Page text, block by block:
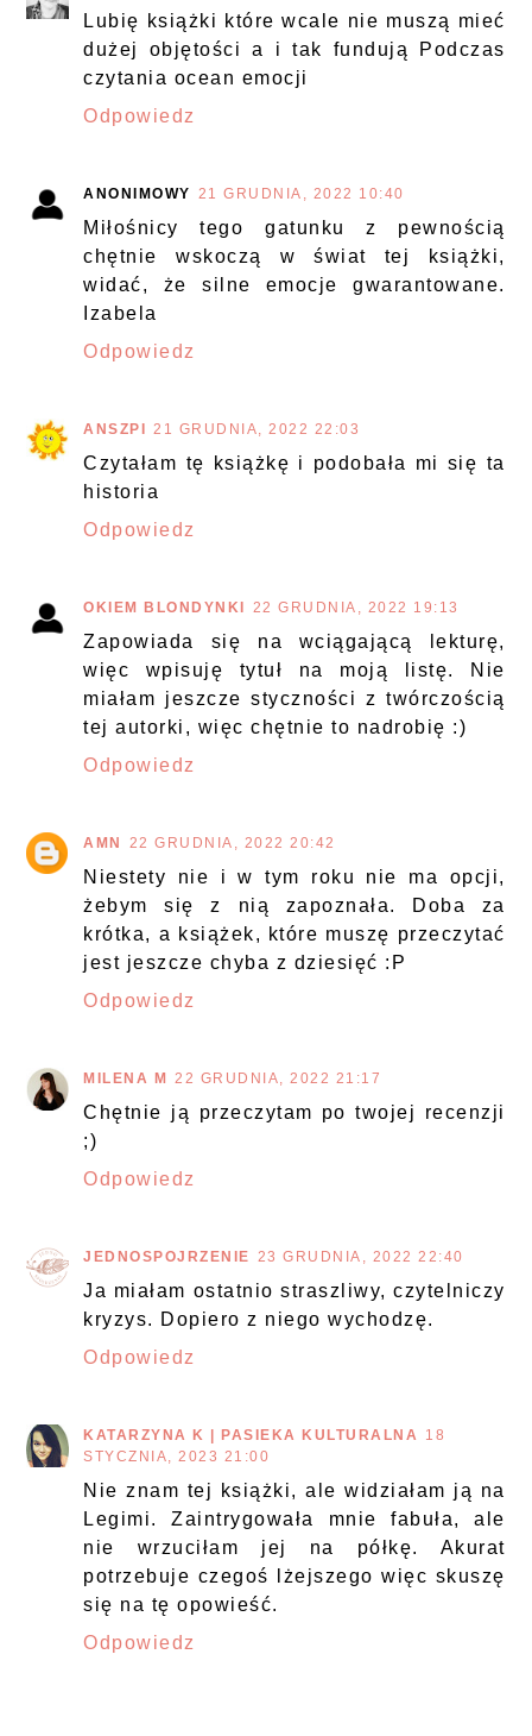
Lubię książki które wcale nie muszą mieć
dużej objętości a i tak fundują Podczas
czytania ocean emocji
Odpowiedz
ANONIMOWY 21 GRUDNIA, 2022 10:40
Miłośnicy tego gatunku z pewnością
chętnie wskoczą w świat tej książki,
widać, że silne emocje gwarantowane.
Izabela
Odpowiedz
ANSZPI 21 GRUDNIA, 2022 22:03
Czytałam tę książkę i podobała mi się ta
historia
Odpowiedz
OKIEM BLONDYNKI 22 GRUDNIA, 2022 19:13
Zapowiada się na wciągającą lekturę,
więc wpisuję tytuł na moją listę. Nie
miałam jeszcze styczności z twórczością
tej autorki, więc chętnie to nadrobię :)
Odpowiedz
AMN 22 GRUDNIA, 2022 20:42
Niestety nie i w tym roku nie ma opcji,
żebym się z nią zapoznała. Doba za
krótka, a książek, które muszę przeczytać
jest jeszcze chyba z dziesięć :P
Odpowiedz
MILENA M 22 GRUDNIA, 2022 21:17
Chętnie ją przeczytam po twojej recenzji
;)
Odpowiedz
JEDNOSPOJRZENIE 23 GRUDNIA, 2022 22:40
Ja miałam ostatnio straszliwy, czytelniczy
kryzys. Dopiero z niego wychodzę.
Odpowiedz
KATARZYNA K | PASIEKA KULTURALNA 18
STYCZNIA, 2023 21:00
Nie znam tej książki, ale widziałam ją na
Legimi. Zaintrygowała mnie fabuła, ale
nie wrzuciłam jej na półkę. Akurat
potrzebuje czegoś lżejszego więc skuszę
się na tę opowieść.
Odpowiedz